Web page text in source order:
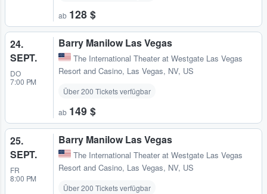
ab 128 $
24.
SEPT.
DO
7:00 PM
Barry Manilow Las Vegas
The International Theater at Westgate Las Vegas
Resort and Casino, Las Vegas, NV, US
Über 200 Tickets verfügbar
ab 149 $
25.
SEPT.
FR
8:00 PM
Barry Manilow Las Vegas
The International Theater at Westgate Las Vegas
Resort and Casino, Las Vegas, NV, US
Über 200 Tickets verfügbar